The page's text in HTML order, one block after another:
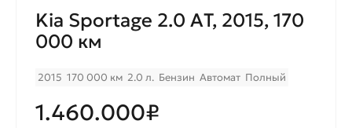
Kia Sportage 2.0 AТ, 2015, 170
000 км
2015 170 000 км 2.0 л. Бензин Автомат Полный
1.460.000₽